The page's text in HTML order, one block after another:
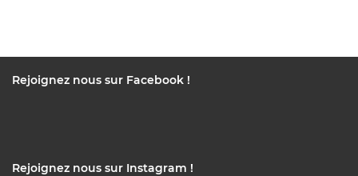
Rejoignez nous sur Facebook !
Rejoignez nous sur Instagram !